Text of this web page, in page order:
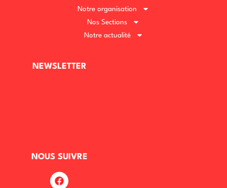
Notre organisation
Nos Sections
Notre actualité
NEWSLETTER
NOUS SUIVRE